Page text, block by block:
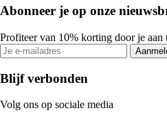
Abonneer je op onze
Profiteer van 10% korting door je
Blijf verbonden
Volg ons op sociale media